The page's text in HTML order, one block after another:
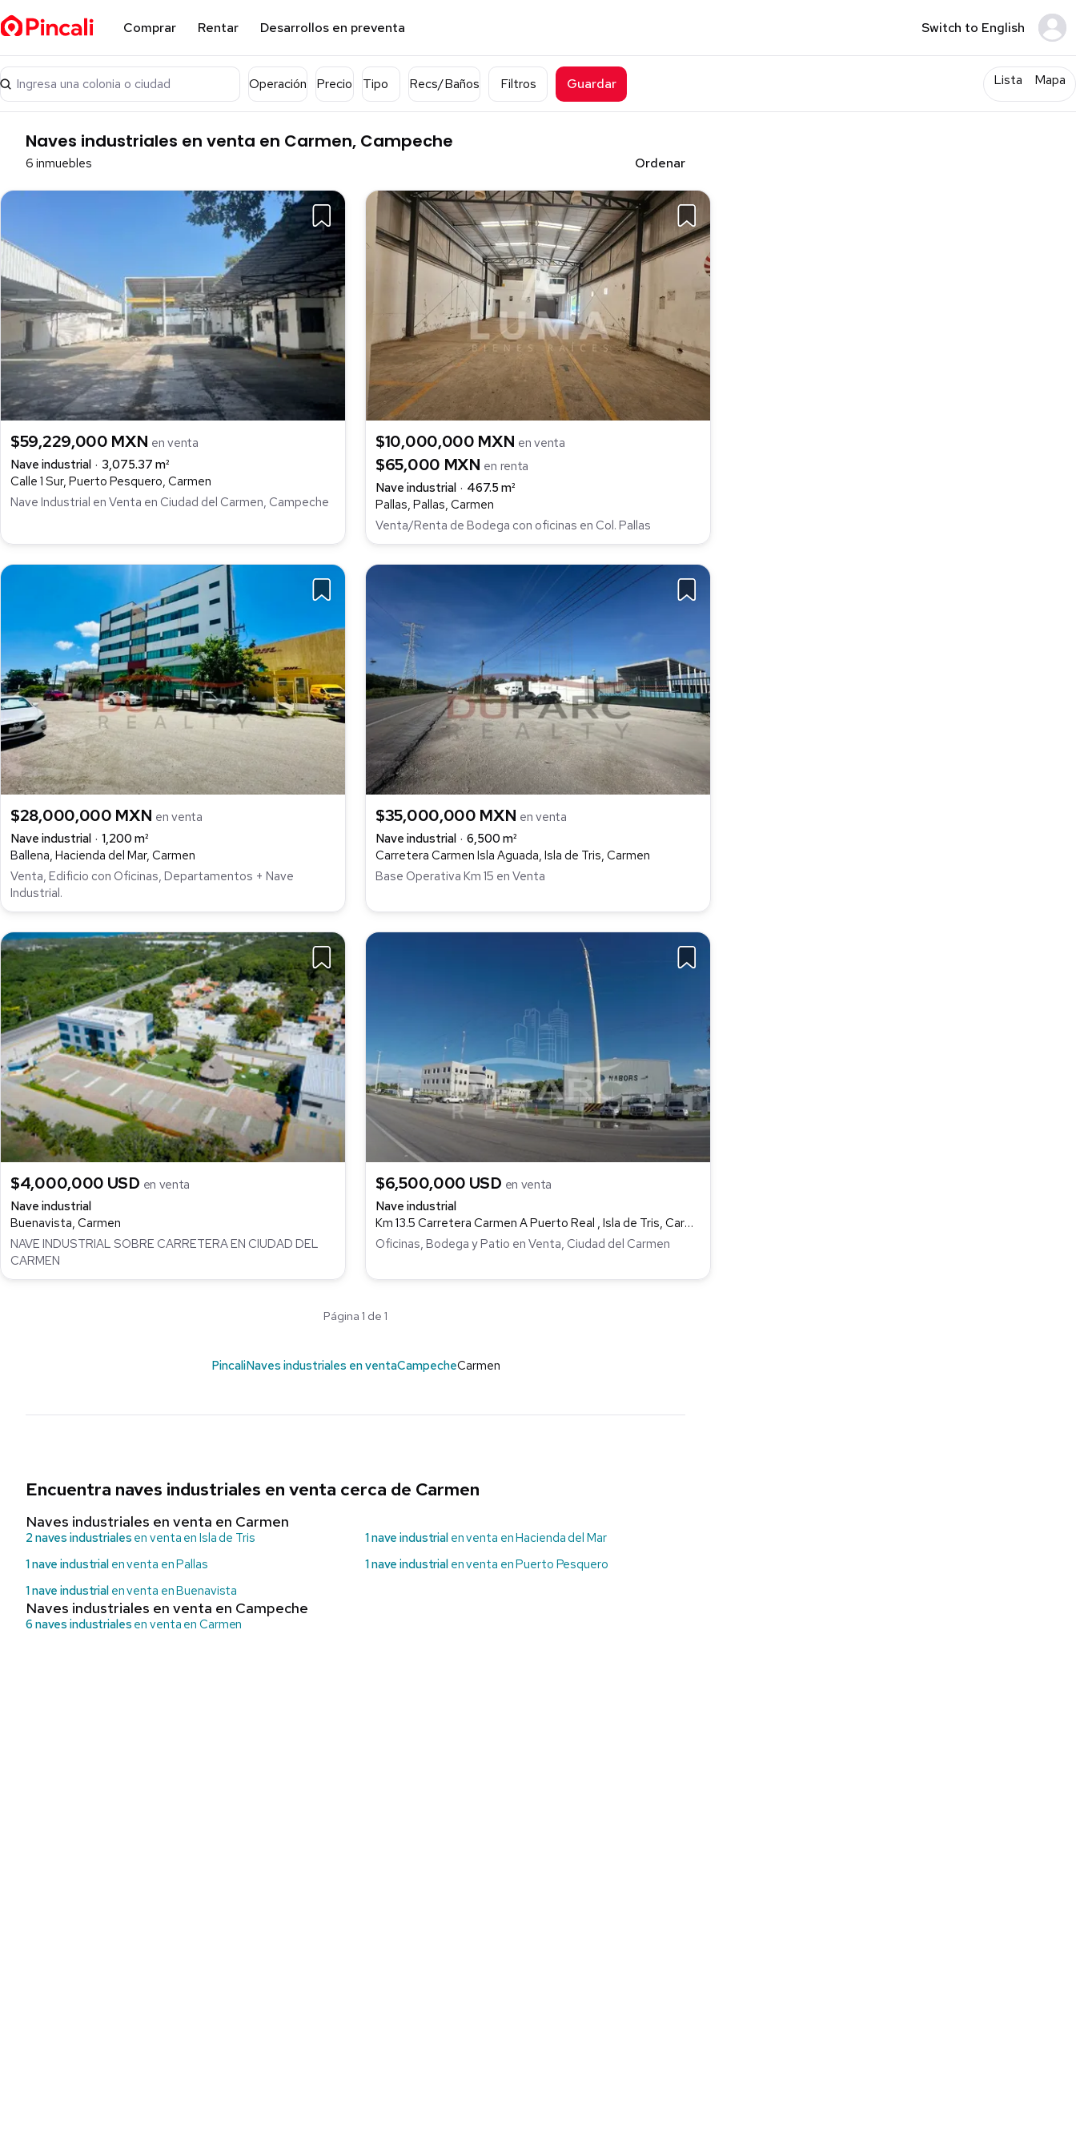
Comprar Rentar Desarrollos en preventa Switch to English
Ingresa una colonia o ciudad Operación Precio Tipo Recs/Baños Filtros Guardar Lista Mapa
Naves industriales en venta en Carmen, Campeche
6 inmuebles Ordenar
$59,229,000 MXN en venta
Nave industrial
3,075.37 m²
Calle 1 Sur, Puerto Pesquero, Carmen
Nave Industrial en Venta en Ciudad del Carmen, Campeche
$10,000,000 MXN en venta
$65,000 MXN en renta
Nave industrial
467.5 m²
Pallas, Pallas, Carmen
Venta/Renta de Bodega con oficinas en Col. Pallas
$28,000,000 MXN en venta
Nave industrial
1,200 m²
Ballena, Hacienda del Mar, Carmen
Venta, Edificio con Oficinas, Departamentos + Nave
Industrial.
$35,000,000 MXN en venta
Nave industrial
6,500 m²
Carretera Carmen Isla Aguada, Isla de Tris, Carmen
Base Operativa Km 15 en Venta
$4,000,000 USD en venta
Nave industrial
Buenavista, Carmen
NAVE INDUSTRIAL SOBRE CARRETERA EN CIUDAD DEL
CARMEN
$6,500,000 USD en venta
Nave industrial
Km 13.5 Carretera Carmen A Puerto Real , Isla de Tris, Carmen
Oficinas, Bodega y Patio en Venta, Ciudad del Carmen
Página 1 de 1
PincaliNaves industriales en ventaCampecheCarmen
Encuentra naves industriales en venta cerca de Carmen
Naves industriales en venta en Carmen
2 naves industriales en venta en Isla de Tris 1 nave industrialen venta en Hacienda del Mar
1 nave industrialen venta en Pallas 1 nave industrialen venta en Puerto Pesquero
1 nave industrialen venta en Buenavista
Naves industriales en venta en Campeche
6 naves industriales en venta en Carmen